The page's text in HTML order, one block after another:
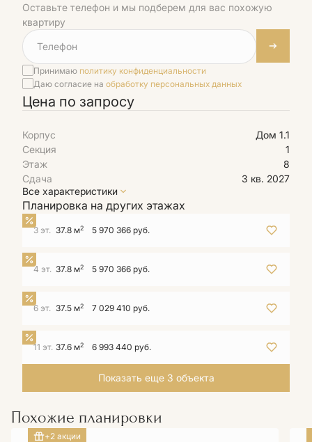
Оставьте телефон и мы подберем для вас похожую
квартиру
Принимаю политику конфиденциальности
Даю согласие на обработку персональных данных
Цена по запросу
Корпус
Дом 1.1
Секция
1
Этаж
8
Сдача
3 кв. 2027
Все характеристики
Планировка на других этажах
3 эт. 37.8 м2 5 970 366 руб.
4 эт. 37.8 м2 5 970 366 руб.
6 эт. 37.5 м2 7 029 410 руб.
11 эт. 37.6 м2 6 993 440 руб.
Показать еще 3 объектa
Похожие планировки
+2 акции